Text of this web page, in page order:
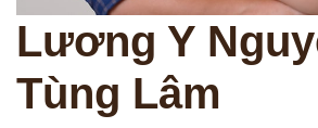
Lương Y
Tùng Lâm